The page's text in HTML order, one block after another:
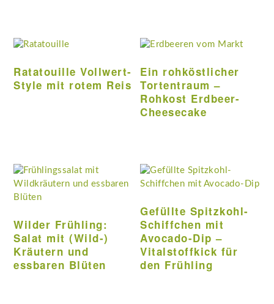
Ratatouille Vollwert-
Style mit rotem Reis
Ein rohköstlicher
Tortentraum –
Rohkost Erdbeer-
Cheesecake
Wilder Frühling:
Salat mit (Wild-)
Kräutern und
essbaren Blüten
Gefüllte Spitzkohl-
Schiffchen mit
Avocado-Dip –
Vitalstoffkick für
den Frühling